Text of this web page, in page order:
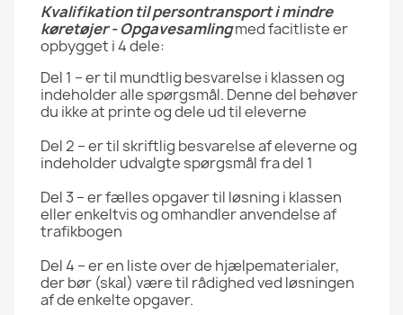
Kvalifikation til persontransport i mindre
køretøjer - Opgavesamlingmed facitliste er
opbygget i 4 dele:
Del 1 – er til mundtlig besvarelse i klassen og
indeholder alle spørgsmål. Denne del behøver
du ikke at printe og dele ud til eleverne
Del 2 – er til skriftlig besvarelse af eleverne og
indeholder udvalgte spørgsmål fra del 1
Del 3 – er fælles opgaver til løsning i klassen
eller enkeltvis og omhandler anvendelse af
trafikbogen
Del 4 – er en liste over de hjælpematerialer,
der bør (skal) være til rådighed ved løsningen
af de enkelte opgaver.